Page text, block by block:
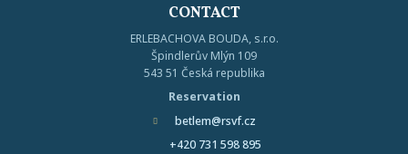
CONTACT
ERLEBACHOVA BOUDA, s.r.o.
Špindlerův Mlýn 109
543 51 Česká republika
Reservation
betlem@rsvf.cz
+420 731 598 895